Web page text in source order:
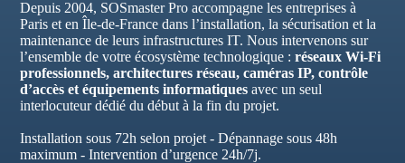
Depuis 2004, SOSmaster Pro accompagne les entreprises à
Paris et en Île-de-France dans l’installation, la sécurisation et la
maintenance de leurs infrastructures IT. Nous intervenons sur
l’ensemble de votre écosystème technologique :réseaux Wi-Fi
professionnels, architectures réseau, caméras IP, contrôle
d’accès et équipements informatiques avec un seul
interlocuteur dédié du début à la fin du projet.
Installation sous 72h selon projet - Dépannage sous 48h
maximum - Intervention d’urgence 24h/7j.